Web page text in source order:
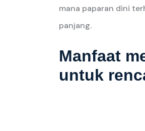
mana paparan dini
panjang.
Manfaat
untuk